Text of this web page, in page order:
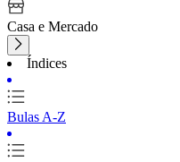
Casa e Mercado
Índices
Bulas A-Z